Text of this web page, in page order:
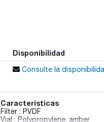
Disponibilidad
Consulte la
Características
Filter : PVDF
Vial : Polypropylene, amber